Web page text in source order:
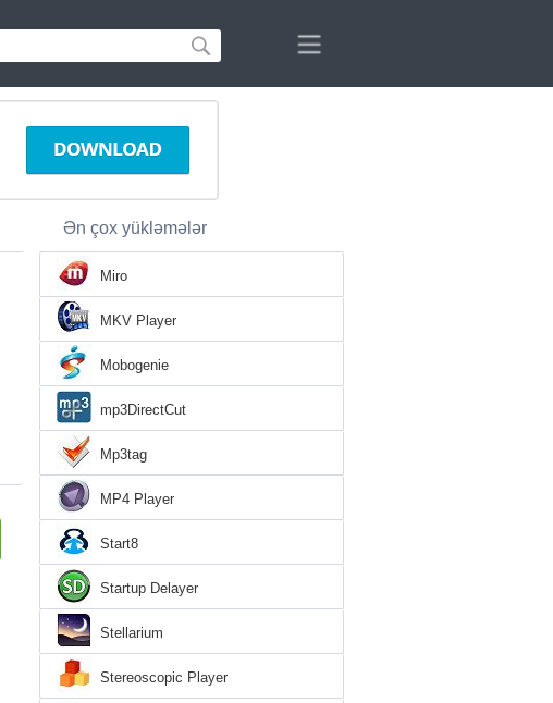
Ən çox yükləmələr
Miro
MKV Player
Mobogenie
mp3DirectCut
Mp3tag
MP4 Player
Start8
Startup Delayer
Stellarium
Stereoscopic Player